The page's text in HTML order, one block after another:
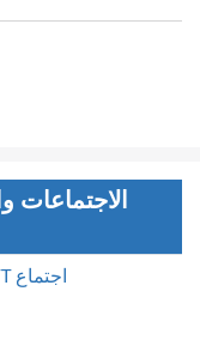
الاجتماعات
اجتماع ISCOTT رقم 1340، 22 مايو 2014